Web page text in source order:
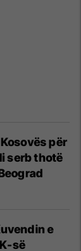
për
serb thotë
e
së